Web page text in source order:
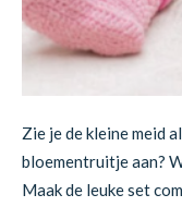
Zie je de kleine meid
bloementruitje aan?
Maak de leuke set